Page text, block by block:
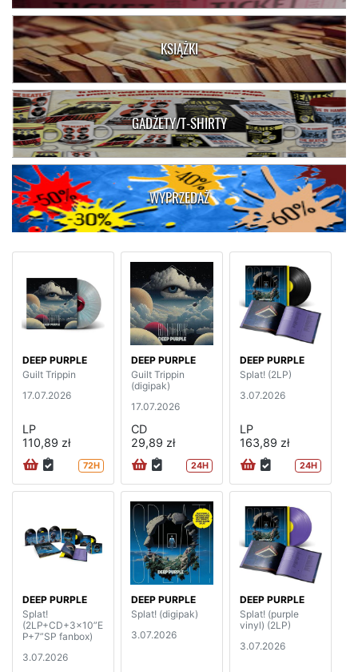
KSIĄŻKI
GADŻETY/T-SHIRTY
WYPRZEDAŻ
DEEP PURPLE
Guilt Trippin
17.07.2026
LP
110,89 zł
72H
DEEP PURPLE
Guilt Trippin
(digipak)
17.07.2026
CD
29,89 zł
24H
DEEP PURPLE
Splat! (2LP)
3.07.2026
LP
163,89 zł
24H
DEEP PURPLE
Splat!
(2LP+CD+3x10”E
P+7”SP fanbox)
3.07.2026
DEEP PURPLE
Splat! (digipak)
3.07.2026
DEEP PURPLE
Splat! (purple
vinyl) (2LP)
3.07.2026